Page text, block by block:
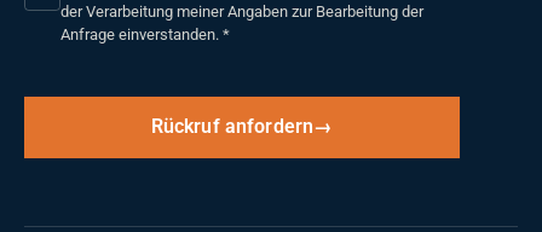
der Verarbeitung meiner Angaben zur Bearbeitung der
Anfrage einverstanden. *
Rückruf anfordern